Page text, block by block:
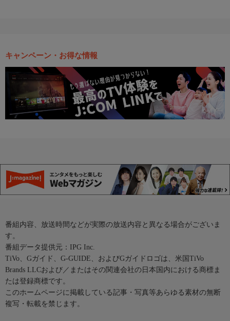
キャンペーン・お得な情報
番組内容、放送時間などが実際の放送内容と異なる場合がございま
す。
番組データ提供元：IPG Inc.
TiVo、Gガイド、G-GUIDE、およびGガイドロゴは、米国TiVo
Brands LLCおよび／またはその関連会社の日本国内における商標ま
たは登録商標です。
このホームページに掲載している記事・写真等あらゆる素材の無断
複写・転載を禁じます。